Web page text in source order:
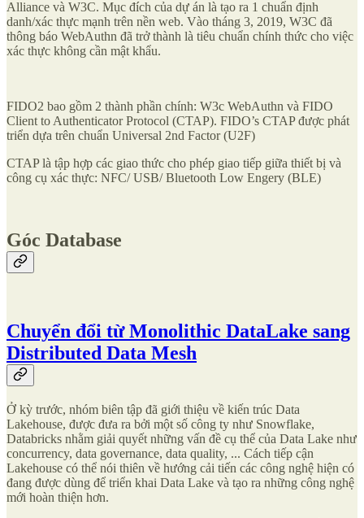
Alliance và W3C. Mục đích của dự án là tạo ra 1 chuẩn định
danh/xác thực mạnh trên nền web. Vào tháng 3, 2019, W3C đã
thông báo WebAuthn đã trở thành là tiêu chuẩn chính thức cho việc
xác thực không cần mật khẩu.
FIDO2 bao gồm 2 thành phần chính: W3c WebAuthn và FIDO
Client to Authenticator Protocol (CTAP). FIDO’s CTAP được phát
triển dựa trên chuẩn Universal 2nd Factor (U2F)
CTAP là tập hợp các giao thức cho phép giao tiếp giữa thiết bị và
công cụ xác thực: NFC/ USB/ Bluetooth Low Engery (BLE)
Góc Database
Chuyển đổi từ Monolithic DataLake sang
Distributed Data Mesh
Ở kỳ trước, nhóm biên tập đã giới thiệu về kiến trúc Data
Lakehouse, được đưa ra bởi một số công ty như Snowflake,
Databricks nhằm giải quyết những vấn đề cụ thể của Data Lake như
concurrency, data governance, data quality, ... Cách tiếp cận
Lakehouse có thể nói thiên về hướng cải tiến các công nghệ hiện có
đang được dùng để triển khai Data Lake và tạo ra những công nghệ
mới hoàn thiện hơn.